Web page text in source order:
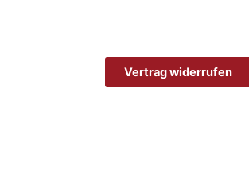
Vertrag widerrufen